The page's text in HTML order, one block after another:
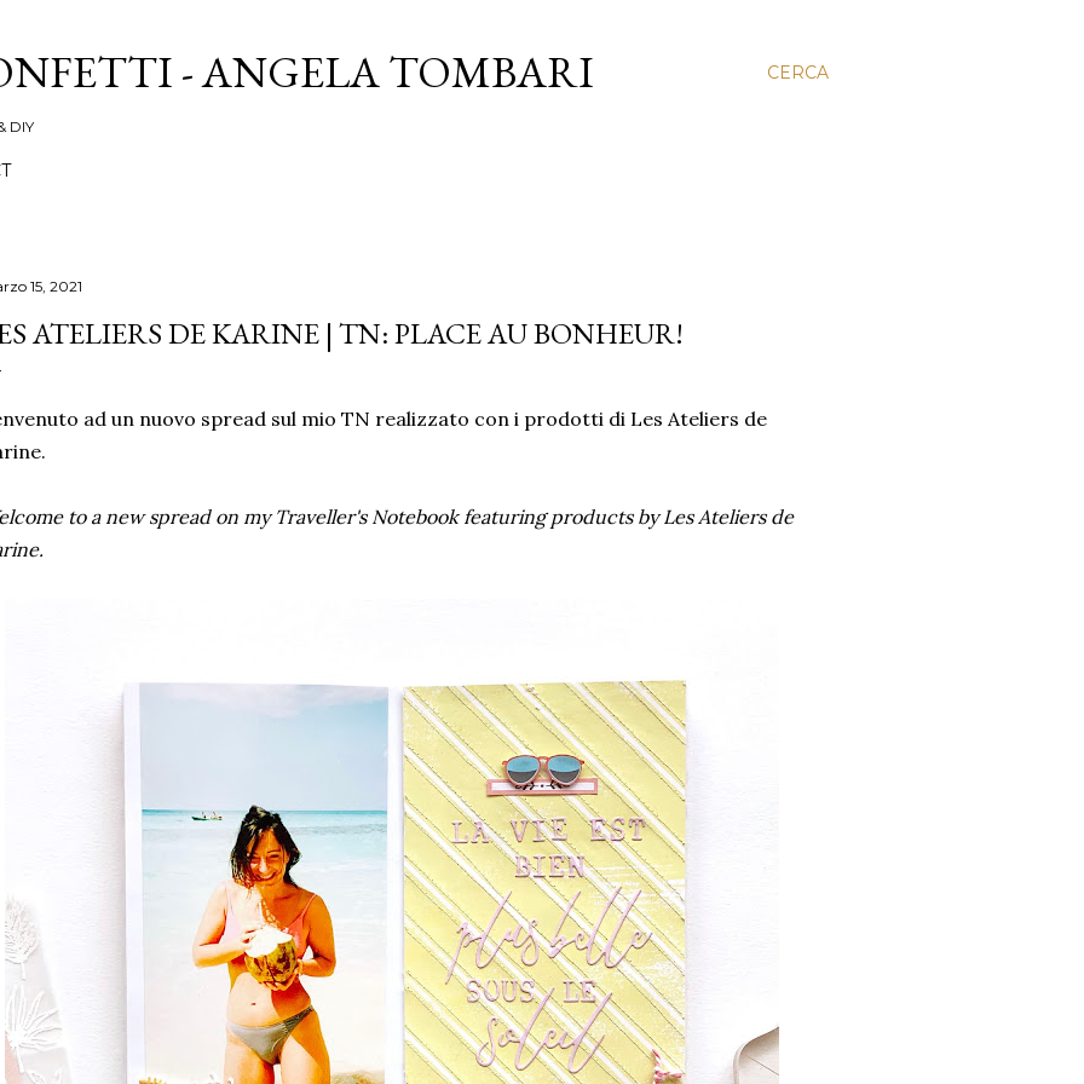
CERCA
- ANGELA TOMBARI
DIY
15, 2021
ATELIERS DE KARINE | TN: PLACE AU BONHEUR!
ad un nuovo spread sul mio TN realizzato con i prodotti di Les Ateliers de
to a new spread on my Traveller's Notebook featuring products by Les Ateliers de